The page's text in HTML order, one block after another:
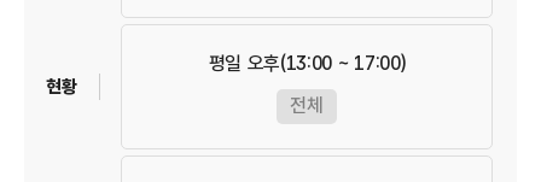
평일 오후(13:00 ~ 17:00)
전체